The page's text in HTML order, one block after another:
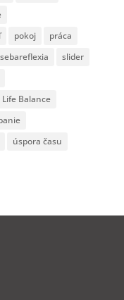
pokoj
práca
sebareflexia
slider
Balance
úspora času